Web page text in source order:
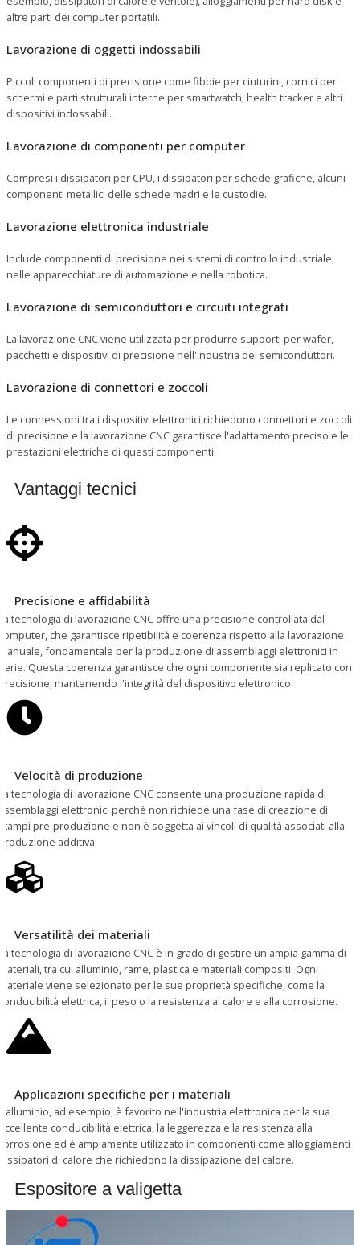
altre parti dei computer portatili.
Lavorazione di oggetti indossabili
Piccoli componenti di precisione come fibbie per cinturini, cornici per
schermi e parti strutturali interne per smartwatch, health tracker e altri
dispositivi indossabili.
Lavorazione di componenti per computer
Compresi i dissipatori per CPU, i dissipatori per schede grafiche, alcuni
componenti metallici delle schede madri e le custodie.
Lavorazione elettronica industriale
Include componenti di precisione nei sistemi di controllo industriale,
nelle apparecchiature di automazione e nella robotica.
Lavorazione di semiconduttori e circuiti integrati
La lavorazione CNC viene utilizzata per produrre supporti per wafer,
pacchetti e dispositivi di precisione nell'industria dei semiconduttori.
Lavorazione di connettori e zoccoli
Le connessioni tra i dispositivi elettronici richiedono connettori e zoccoli
di precisione e la lavorazione CNC garantisce l'adattamento preciso e le
prestazioni elettriche di questi componenti.
Vantaggi tecnici
Precisione e affidabilità
tecnologia di lavorazione CNC offre una precisione controllata dal
che garantisce ripetibilità e coerenza rispetto alla lavorazione
fondamentale per la produzione di assemblaggi elettronici in
Questa coerenza garantisce che ogni componente sia replicato con
mantenendo l'integrità del dispositivo elettronico.
Velocità di produzione
tecnologia di lavorazione CNC consente una produzione rapida di
elettronici perché non richiede una fase di creazione di
pre-produzione e non è soggetta ai vincoli di qualità associati alla
additiva.
Versatilità dei materiali
tecnologia di lavorazione CNC è in grado di gestire un'ampia gamma di
tra cui alluminio, rame, plastica e materiali compositi. Ogni
viene selezionato per le sue proprietà specifiche, come la
elettrica, il peso o la resistenza al calore e alla corrosione.
Applicazioni specifiche per i materiali
ad esempio, è favorito nell'industria elettronica per la sua
conducibilità elettrica, la leggerezza e la resistenza alla
ed è ampiamente utilizzato in componenti come alloggiamenti e
di calore che richiedono la dissipazione del calore.
Espositore a valigetta